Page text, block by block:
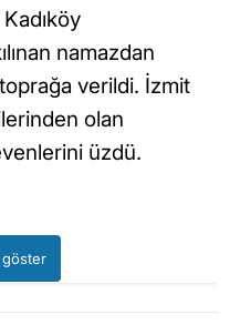
namazdan
verildi. İzmit
olan
üzdü.
göster